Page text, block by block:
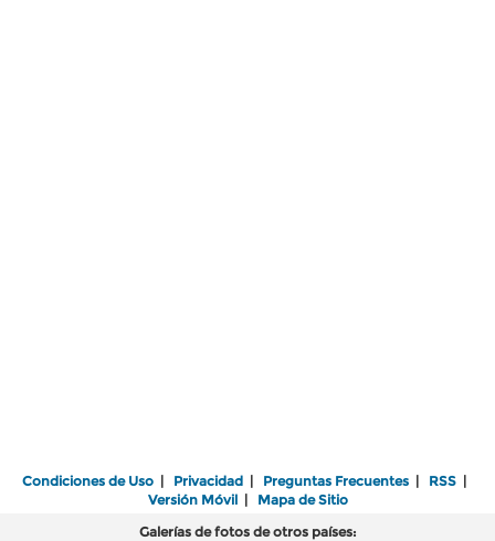
Condiciones de Uso | Privacidad | Preguntas Frecuentes | RSS |
Versión Móvil| Mapa de Sitio
Galerías de fotos de otros países: